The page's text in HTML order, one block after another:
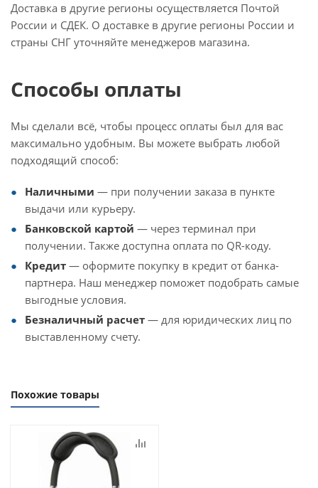
Доставка в другие регионы осуществляется Почтой
России и СДЕК. О доставке в другие регионы России и
страны СНГ уточняйте менеджеров магазина.
Способы оплаты
Мы сделали всё, чтобы процесс оплаты был для вас
максимально удобным. Вы можете выбрать любой
подходящий способ:
Наличными — при получении заказа в пункте
выдачи или курьеру.
Банковской картой — через терминал при
получении. Также доступна оплата по QR-коду.
Кредит — оформите покупку в кредит от банка-
партнера. Наш менеджер поможет подобрать самые
выгодные условия.
Безналичный расчет — для юридических лиц по
выставленному счету.
Похожие товары